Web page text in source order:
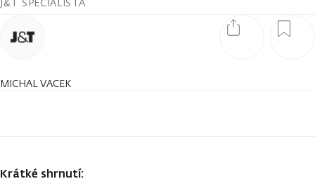
MICHAL VACEK
Krátké shrnutí: